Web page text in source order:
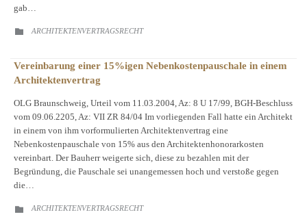
gab…
 CATEGORY
ARCHITEKTENVERTRAGSRECHT
Vereinbarung einer 15%igen Nebenkostenpauschale in einem
Architektenvertrag
OLG Braunschweig, Urteil vom 11.03.2004, Az: 8 U 17/99, BGH-Beschluss
vom 09.06.2205, Az: VII ZR 84/04 Im vorliegenden Fall hatte ein Architekt
in einem von ihm vorformulierten Architektenvertrag eine
Nebenkostenpauschale von 15% aus den Architektenhonorarkosten
vereinbart. Der Bauherr weigerte sich, diese zu bezahlen mit der
Begründung, die Pauschale sei unangemessen hoch und verstoße gegen
die…
 CATEGORY
ARCHITEKTENVERTRAGSRECHT